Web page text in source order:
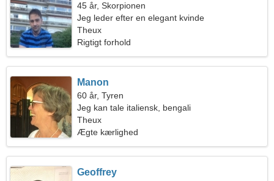
45 år, Skorpionen
Jeg leder efter en elegant kvinde
Theux
Rigtigt forhold
Manon
60 år, Tyren
Jeg kan tale italiensk, bengali
Theux
Ægte kærlighed
Geoffrey